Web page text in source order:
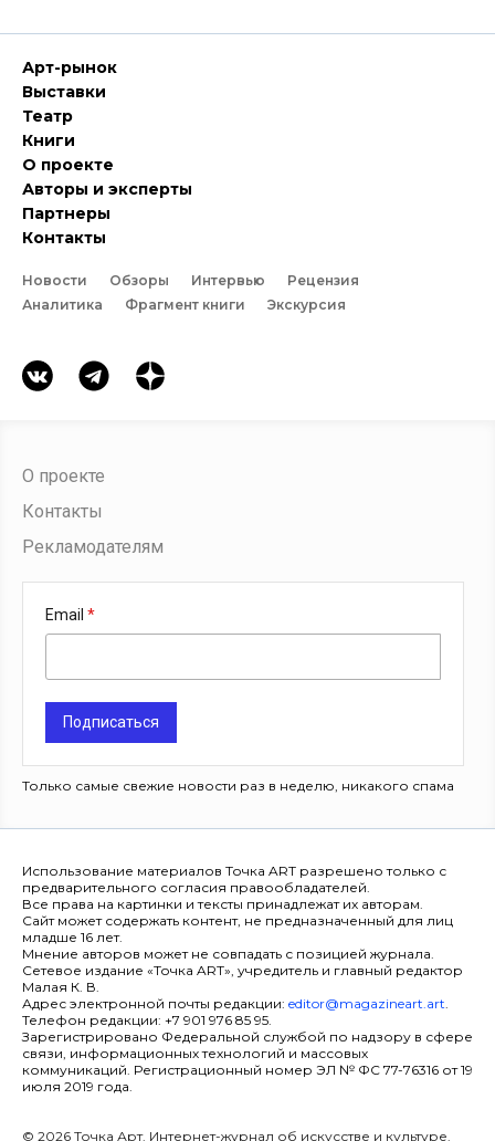
Арт-рынок
Выставки
Театр
Книги
О проекте
Авторы и эксперты
Партнеры
Контакты
Новости Обзоры Интервью
Рецензия
Аналитика
Фрагмент книги Экскурсия
О проекте
Контакты
Рекламодателям
Email
Подписаться
Только самые свежие новости раз в неделю, никакого спама
Использование материалов Точка ART разрешено только с
предварительного согласия правообладателей.
Все права на картинки и тексты принадлежат их авторам.
Сайт может содержать контент, не предназначенный для лиц
младше 16 лет.
Мнение авторов может не совпадать с позицией журнала.
Сетевое издание «Точка ART», учредитель и главный редактор
Малая К. В.
Адрес электронной почты редакции: editor@magazineart.art.
Телефон редакции: +7 901 976 85 95.
Зарегистрировано Федеральной службой по надзору в сфере
связи, информационных технологий и массовых
коммуникаций. Регистрационный номер ЭЛ № ФС 77-76316 от 19
июля 2019 года.
© 2026 Точка Арт. Интернет-журнал об искусстве и культуре.